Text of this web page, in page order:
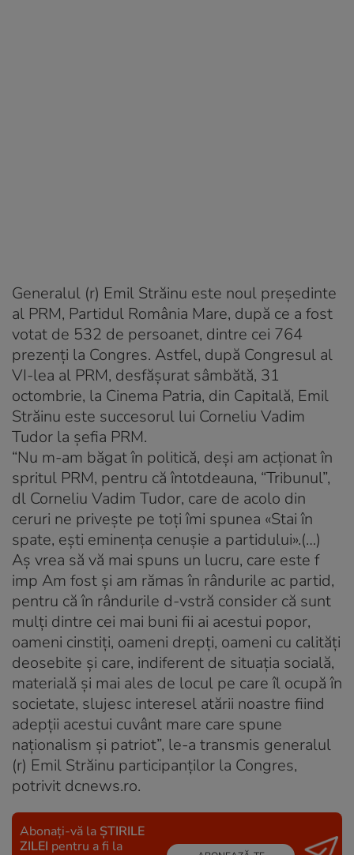
Generalul (r) Emil Străinu este noul președinte
al PRM, Partidul România Mare, după ce a fost
votat de 532 de persoanet, dintre cei 764
prezenți la Congres. Astfel, după Congresul al
VI-lea al PRM, desfășurat sâmbătă, 31
octombrie, la Cinema Patria, din Capitală, Emil
Străinu este succesorul lui Corneliu Vadim
Tudor la şefia PRM.
“Nu m-am băgat în politică, deși am acționat în
spritul PRM, pentru că întotdeauna, “Tribunul”,
dl Corneliu Vadim Tudor, care de acolo din
ceruri ne privește pe toți îmi spunea «Stai în
spate, ești eminența cenușie a partidului».(…)
Aș vrea să vă mai spuns un lucru, care este f
imp Am fost și am rămas în rândurile ac partid,
pentru că în rândurile d-vstră consider că sunt
mulți dintre cei mai buni fii ai acestui popor,
oameni cinstiți, oameni drepți, oameni cu calități
deosebite și care, indiferent de situația socială,
materială și mai ales de locul pe care îl ocupă în
societate, slujesc interesel atării noastre fiind
adepții acestui cuvânt mare care spune
naționalism și patriot”, le-a transmis generalul
(r) Emil Străinu participanților la Congres,
potrivit dcnews.ro.
Abonați-vă la ȘTIRILE
ZILEI pentru a fi la